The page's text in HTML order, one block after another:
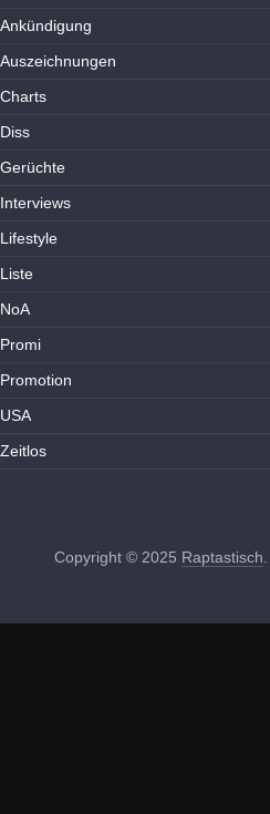
Ankündigung
Auszeichnungen
Charts
Diss
Gerüchte
Interviews
Lifestyle
Liste
NoA
Promi
Promotion
USA
Zeitlos
Copyright © 2025 Raptastisch